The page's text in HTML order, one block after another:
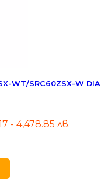
SRC60ZSX-W
- 4,478.85 лв.